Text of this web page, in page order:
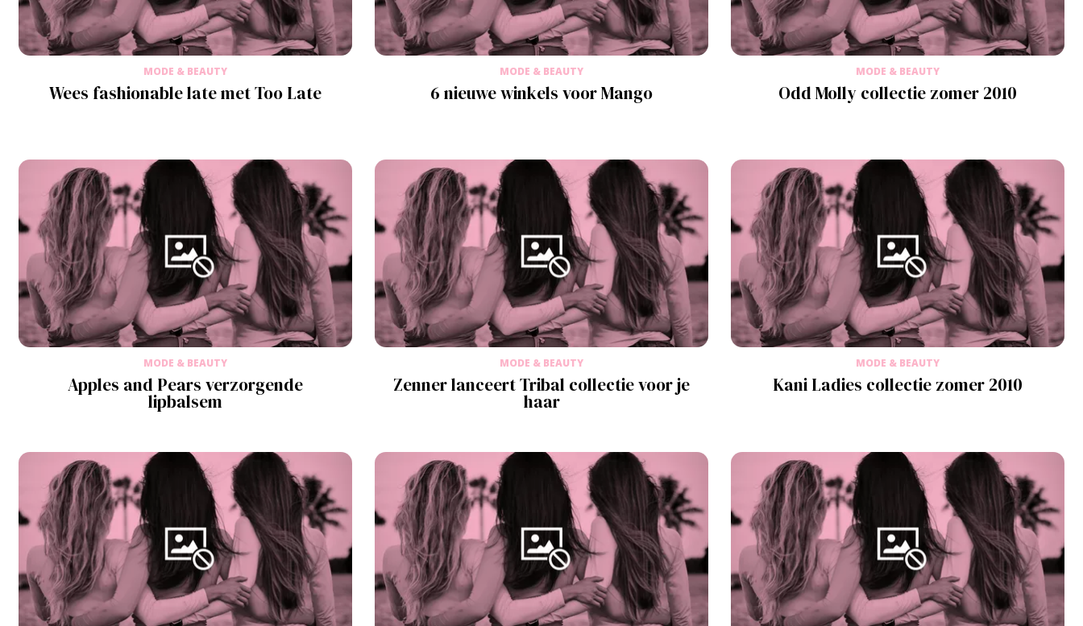
MODE & BEAUTY
Wees fashionable late met Too Late
MODE & BEAUTY
6 nieuwe winkels voor Mango
MODE & BEAUTY
Odd Molly collectie zomer 2010
MODE & BEAUTY
Apples and Pears verzorgende
lipbalsem
MODE & BEAUTY
Zenner lanceert Tribal collectie voor je
haar
MODE & BEAUTY
Kani Ladies collectie zomer 2010